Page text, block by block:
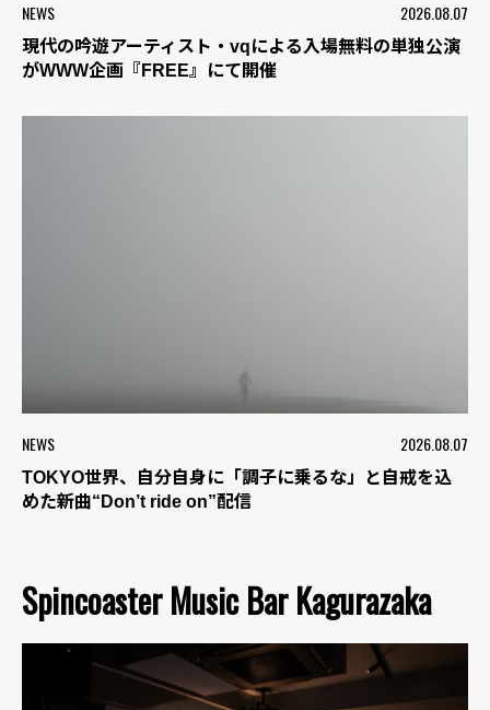
NEWS 2026.08.07
現代の吟遊アーティスト・vqによる入場無料の単独公演
がWWW企画『FREE』にて開催
NEWS 2026.08.07
TOKYO世界、自分自身に「調子に乗るな」と自戒を込
めた新曲“Don’t ride on”配信
Spincoaster Music Bar Kagurazaka